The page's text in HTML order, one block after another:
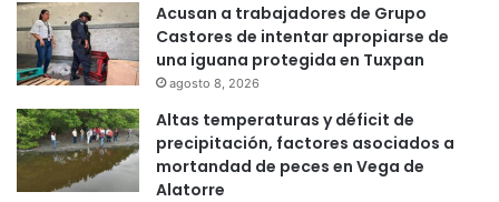
Acusan a trabajadores de Grupo
Castores de intentar apropiarse de
una iguana protegida en Tuxpan
agosto 8, 2026
Altas temperaturas y déficit de
precipitación, factores asociados a
mortandad de peces en Vega de
Alatorre